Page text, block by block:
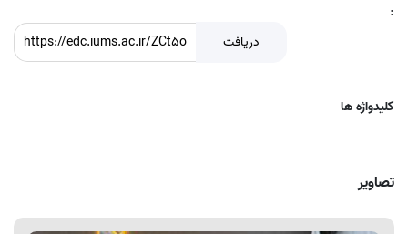
:
دریافت
کلیدواژه ها
تصاویر